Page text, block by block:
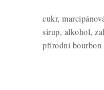
cukr,
sirup, alkohol,
přírodní